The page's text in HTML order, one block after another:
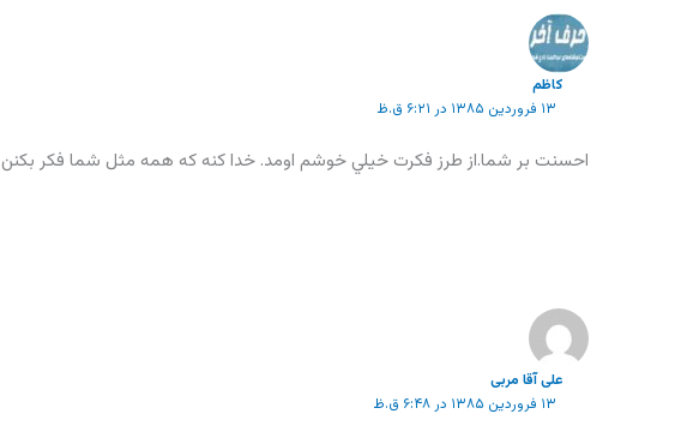
كاظم
۱۳ فروردین ۱۳۸۵ در ۶:۲۱ ق.ظ
احسنت بر شما.از طرز فكرت خيلي خوشم اومد. خدا كنه كه همه مثل شما فكر بكنن
علی آقا مربی
۱۳ فروردین ۱۳۸۵ در ۶:۴۸ ق.ظ